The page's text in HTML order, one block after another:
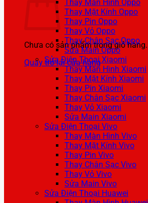
Chưa có sản phẩm trong giỏ hàng.
Quay trở lại cửa hàng
Thay Màn Hình Oppo
Thay Mặt Kính Oppo
Thay Pin Oppo
Thay Vỏ Oppo
Thay Chân Sạc Oppo
Sửa Main Oppo
Sửa Điện Thoại Xiaomi
Thay Màn Hình Xiaomi
Thay Mặt Kính Xiaomi
Thay Pin Xiaomi
Thay Chân Sạc Xiaomi
Thay Vỏ Xiaomi
Sửa Main Xiaomi
Sửa Điện Thoại Vivo
Thay Màn Hình Vivo
Thay Mặt Kính Vivo
Thay Pin Vivo
Thay Chân Sạc Vivo
Thay Vỏ Vivo
Sửa Main Vivo
Sửa Điện Thoại Huawei